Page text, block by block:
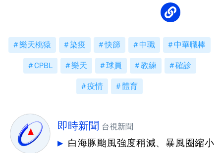
樂天桃猿 染疫 快篩 中職 中華職棒
CPBL 樂天 球員 教練 確診
疫情 體育
即時新聞 台視新聞
白海豚颱風強度稍減、暴風圈縮小